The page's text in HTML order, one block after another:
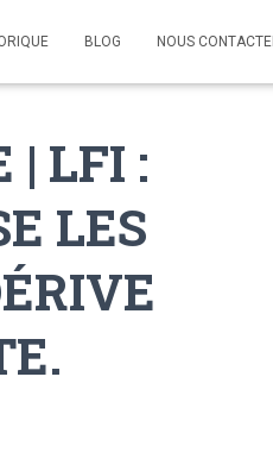
BLOG NOUS
| LFI :
LES